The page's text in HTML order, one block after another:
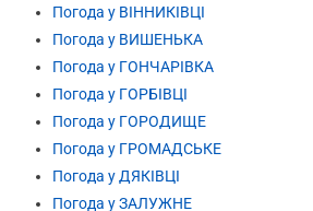
Погода у ВІННИКІВЦІ
Погода у ВИШЕНЬКА
Погода у ГОНЧАРІВКА
Погода у ГОРБІВЦІ
Погода у ГОРОДИЩЕ
Погода у ГРОМАДСЬКЕ
Погода у ДЯКІВЦІ
Погода у ЗАЛУЖНЕ